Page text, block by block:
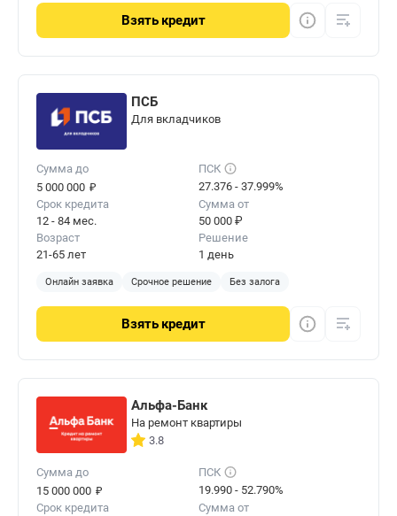
Взять кредит
ПСБ
Для вкладчиков
Сумма до
5 000 000 ₽
ПСК
27.376 - 37.999%
Срок кредита
12 - 84 мес.
Сумма от
50 000 ₽
Возраст
21-65 лет
Решение
1 день
Онлайн заявка Срочное решение Без залога
Взять кредит
Альфа-Банк
На ремонт квартиры
3.8
Сумма до
15 000 000 ₽
ПСК
19.990 - 52.790%
Срок кредита
Сумма от